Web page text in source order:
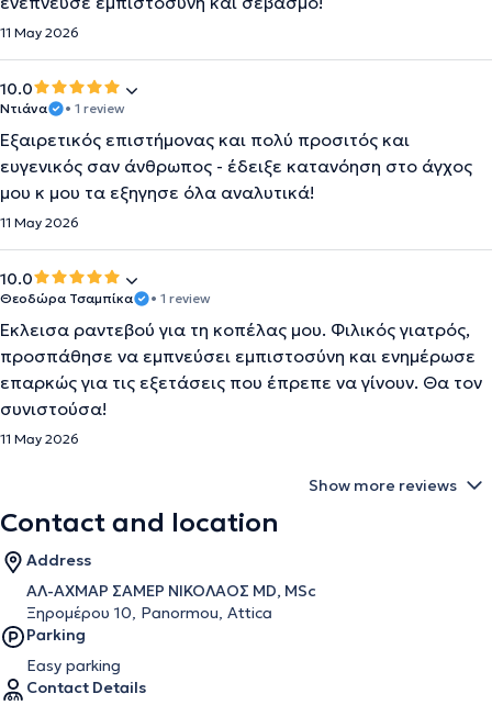
11 May 2026
10.0
Ντιάνα • 1 review
Εξαιρετικός επιστήμονας και πολύ προσιτός και
ευγενικός σαν άνθρωπος - έδειξε κατανόηση στο άγχος
μου κ μου τα εξηγησε όλα αναλυτικά!
11 May 2026
10.0
Θεοδώρα Τσαμπίκα • 1 review
Έκλεισα ραντεβού για τη κοπέλας μου. Φιλικός γιατρός,
προσπάθησε να εμπνεύσει εμπιστοσύνη και ενημέρωσε
επαρκώς για τις εξετάσεις που έπρεπε να γίνουν. Θα τον
συνιστούσα!
11 May 2026
Show more reviews
Contact and location
Address
ΑΛ-ΑΧΜΑΡ ΣΑΜΕΡ ΝΙΚΟΛΑΟΣ MD, MSc
Ξηρομέρου 10, Panormou, Attica
Parking
Easy parking
Contact Details